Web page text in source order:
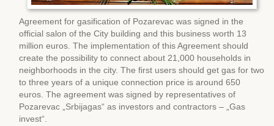
Agreement for gasification of Pozarevac was signed in the
official salon of the City building and this business worth 13
million euros. The implementation of this Agreement should
create the possibility to connect about 21,000 households in
neighborhoods in the city. The first users should get gas for two
to three years of a unique connection price is around 650
euros. The agreement was signed by representatives of
Pozarevac „Srbijagas“ as investors and contractors – „Gas
invest“.